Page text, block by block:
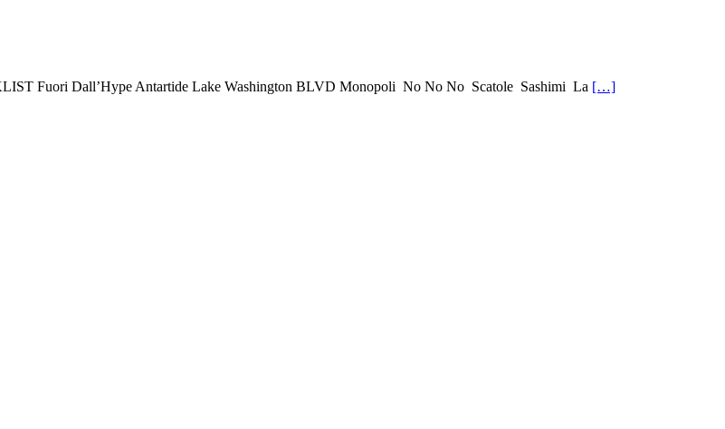
Fuori Dall’Hype Antartide Lake Washington BLVD Monopoli No No No Scatole Sashimi La […]